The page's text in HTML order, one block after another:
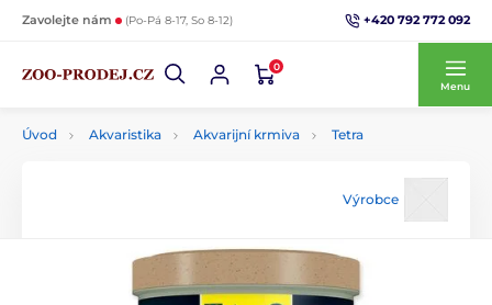
Zavolejte nám (Po-Pá 8-17, So 8-12) +420 792 772 092
0
Menu
Úvod Akvaristika Akvarijní krmiva Tetra
Výrobce